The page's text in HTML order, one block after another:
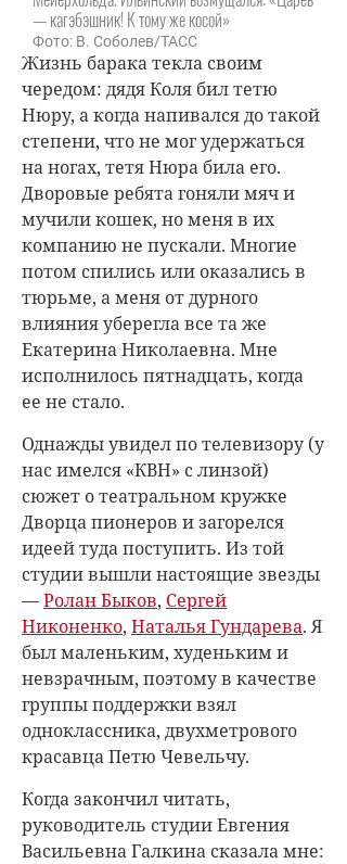
— кагэбэшник! К тому же косой»
Фото: В. Соболев/ТАСС
Жизнь барака текла своим
чередом: дядя Коля бил тетю
Нюру, а когда напивался до такой
степени, что не мог удержаться
на ногах, тетя Нюра била его.
Дворовые ребята гоняли мяч и
мучили кошек, но меня в их
компанию не пускали. Многие
потом спились или оказались в
тюрьме, а меня от дурного
влияния уберегла все та же
Екатерина Николаевна. Мне
исполнилось пятнадцать, когда
ее не стало.
Однажды увидел по телевизору (у
нас имелся «КВН» с линзой)
сюжет о театральном кружке
Дворца пионеров и загорелся
идеей туда поступить. Из той
студии вышли настоящие звезды
—Ролан Быков, Сергей
Никоненко, Наталья Гундарева. Я
был маленьким, худеньким и
невзрачным, поэтому в качестве
группы поддержки взял
одноклассника, двухметрового
красавца Петю Чевельчу.
Когда закончил читать,
руководитель студии Евгения
Васильевна Галкина сказала мне: